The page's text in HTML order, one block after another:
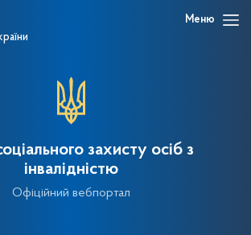
Меню
захисту осіб з
інвалідністю
Офіційний вебпортал